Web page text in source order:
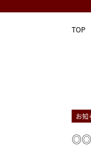
TOP
お知
◎◎